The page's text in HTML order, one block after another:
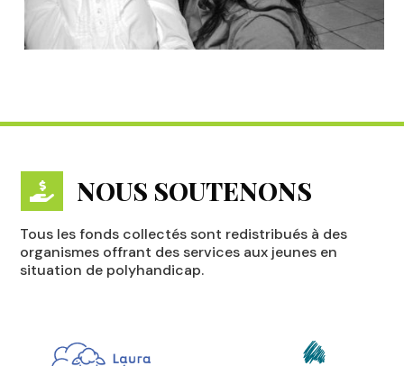
 NOUS SOUTENONS
Tous les fonds collectés sont redistribués à des
organismes offrant des services aux jeunes en
situation de polyhandicap.